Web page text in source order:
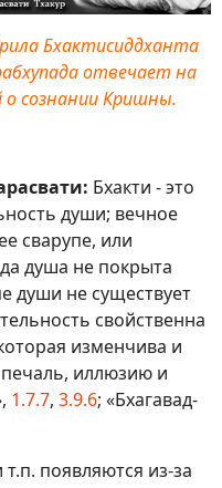
Бхактисиддханта
отвечает на
о сознании Кришны.
Бхакти - это
души; вечное
сварупе, или
душа не покрыта
души не существует
свойственна
изменчива и
иллюзию и
1.7.7, 3.9.6; «Бхагавад-
появляются из-за